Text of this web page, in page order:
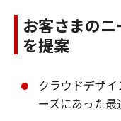
お客さまの
を提案
クラウドデザ
ーズにあった最